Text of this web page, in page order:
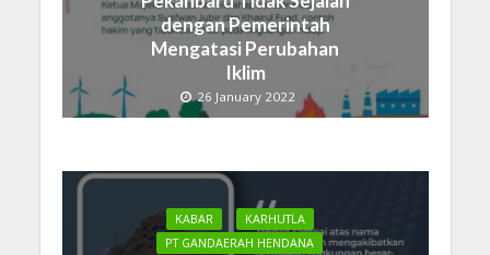
dengan Pemerintah
Mengatasi Perubahan
Iklim
26 January 2022
KABAR
KARHUTLA
PT GANDAERAH HENDANA